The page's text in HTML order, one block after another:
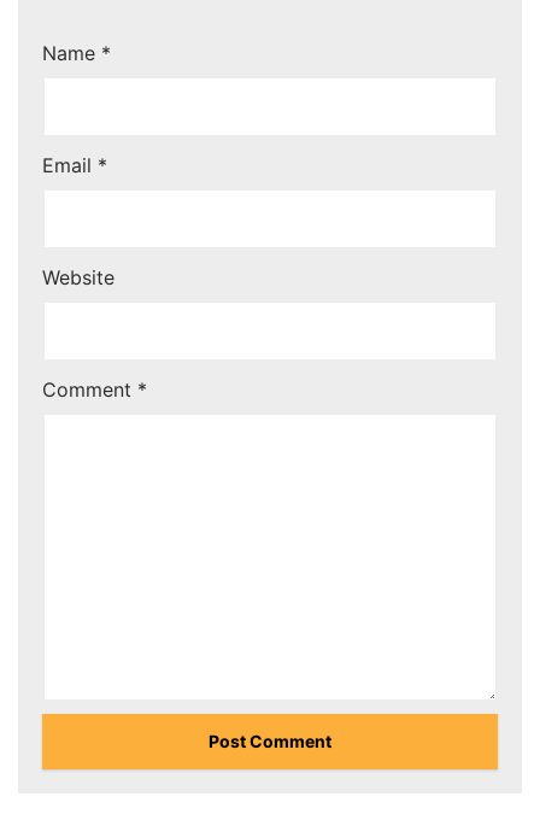
Name *
Email *
Website
Comment *